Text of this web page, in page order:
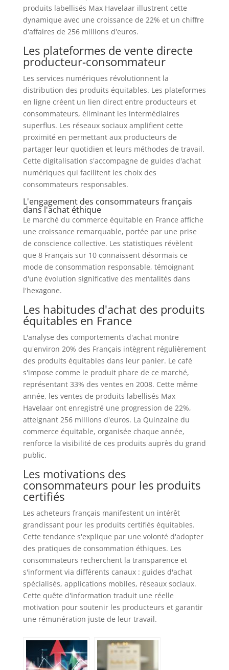
produits labellisés Max Havelaar illustrent cette
dynamique avec une croissance de 22% et un chiffre
d'affaires de 256 millions d'euros.
Les plateformes de vente directe
producteur-consommateur
Les services numériques révolutionnent la
distribution des produits équitables. Les plateformes
en ligne créent un lien direct entre producteurs et
consommateurs, éliminant les intermédiaires
superflus. Les réseaux sociaux amplifient cette
proximité en permettant aux producteurs de
partager leur quotidien et leurs méthodes de travail.
Cette digitalisation s'accompagne de guides d'achat
numériques qui facilitent les choix des
consommateurs responsables.
L'engagement des consommateurs français
dans l'achat éthique
Le marché du commerce équitable en France affiche
une croissance remarquable, portée par une prise
de conscience collective. Les statistiques révèlent
que 8 Français sur 10 connaissent désormais ce
mode de consommation responsable, témoignant
d'une évolution significative des mentalités dans
l'hexagone.
Les habitudes d'achat des produits
équitables en France
L'analyse des comportements d'achat montre
qu'environ 20% des Français intègrent régulièrement
des produits équitables dans leur panier. Le café
s'impose comme le produit phare de ce marché,
représentant 33% des ventes en 2008. Cette même
année, les ventes de produits labellisés Max
Havelaar ont enregistré une progression de 22%,
atteignant 256 millions d'euros. La Quinzaine du
commerce équitable, organisée chaque année,
renforce la visibilité de ces produits auprès du grand
public.
Les motivations des
consommateurs pour les produits
certifiés
Les acheteurs français manifestent un intérêt
grandissant pour les produits certifiés équitables.
Cette tendance s'explique par une volonté d'adopter
des pratiques de consommation éthiques. Les
consommateurs recherchent la transparence et
s'informent via différents canaux : guides d'achat
spécialisés, applications mobiles, réseaux sociaux.
Cette quête d'information traduit une réelle
motivation pour soutenir les producteurs et garantir
une rémunération juste de leur travail.